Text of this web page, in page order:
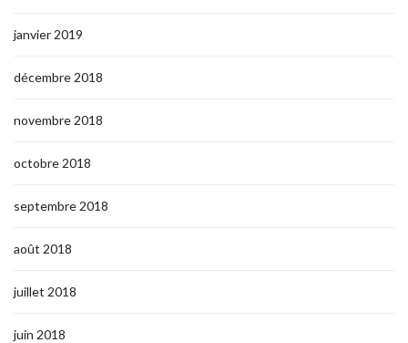
janvier 2019
décembre 2018
novembre 2018
octobre 2018
septembre 2018
août 2018
juillet 2018
juin 2018